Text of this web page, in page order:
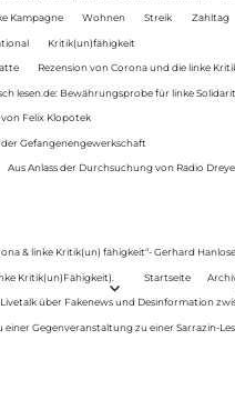
Kampagne Wohnen Streik Zahltag
Kritik(un)fähigkeit
Rezension von Corona und die linke
lesen.de: Bewährungsprobe für linke
Felix Klopotek
Gefangenengewerkschaft
Aus Anlass der Durchsuchung von Radio
& linke Kritik(un) fähigkeit“- Gerhard
Kritik(un)Fähigkeit). Startseite
Livetalk über Fakenews und Desinformation
Gegenveranstaltung zu einer Sarrazin-